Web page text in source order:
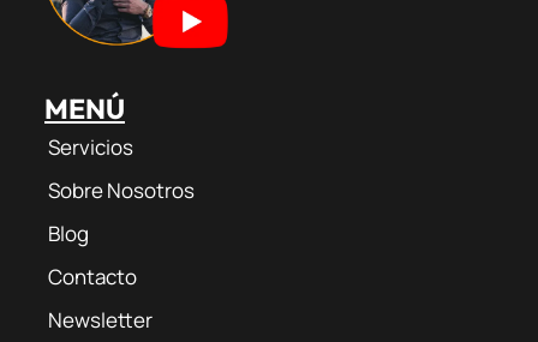
MENÚ
Servicios
Sobre Nosotros
Blog
Contacto
Newsletter